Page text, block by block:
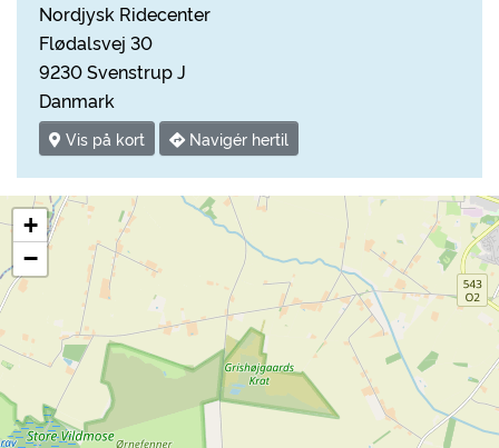
Nordjysk Ridecenter
Flødalsvej 30
9230 Svenstrup J
Danmark
Vis på kort Navigér hertil
+
−